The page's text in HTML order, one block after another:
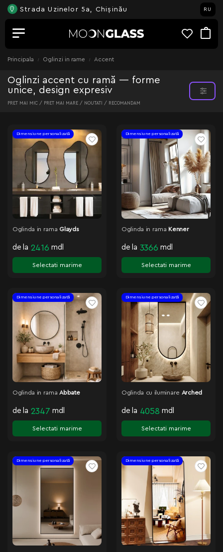
Strada Uzinelor 5a, Chișinău RU
Principala Oglinzi in rame Accent
Oglinzi accent cu ramă — forme
unice, design expresiv
PRET MAI MIC / PRET MAI MARE / NOUTATI / RECOMANDAM
Dimensiune personalizată
Oglinda in rama Glayds
de la 2416 mdl
Selectati marime
Dimensiune personalizată
Oglinda in rama Kenner
de la 3366 mdl
Selectati marime
Dimensiune personalizată
Oglinda in rama Abbate
de la 2347 mdl
Selectati marime
Dimensiune personalizată
Oglinda cu iluminare Arched
de la 4058 mdl
Selectati marime
Dimensiune personalizată Dimensiune personalizată